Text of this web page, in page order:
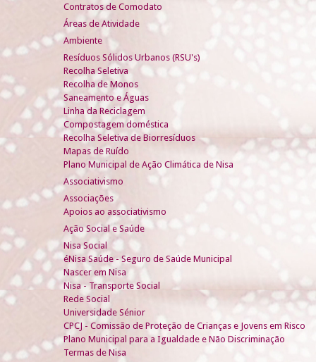
Contratos de Comodato
Áreas de Atividade
Ambiente
Resíduos Sólidos Urbanos (RSU's)
Recolha Seletiva
Recolha de Monos
Saneamento e Águas
Linha da Reciclagem
Compostagem doméstica
Recolha Seletiva de Biorresíduos
Mapas de Ruído
Plano Municipal de Ação Climática de Nisa
Associativismo
Associações
Apoios ao associativismo
Ação Social e Saúde
Nisa Social
éNisa Saúde - Seguro de Saúde Municipal
Nascer em Nisa
Nisa - Transporte Social
Rede Social
Universidade Sénior
CPCJ - Comissão de Proteção de Crianças e Jovens em Risco
Plano Municipal para a Igualdade e Não Discriminação
Termas de Nisa